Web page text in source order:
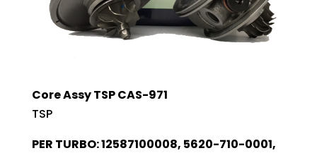
Core Assy TSP CAS-971
TSP
PER TURBO: 12587100008, 5620-710-0001,